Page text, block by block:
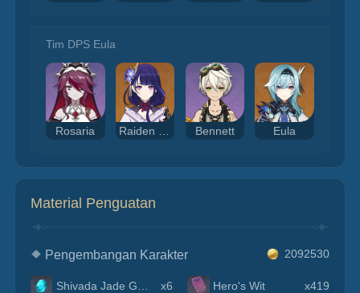
Tim DPS Eula
Rosaria Bennett Eula
Material Penguatan
Pengembangan Karakter 2092530
x6 Hero's Wit x419